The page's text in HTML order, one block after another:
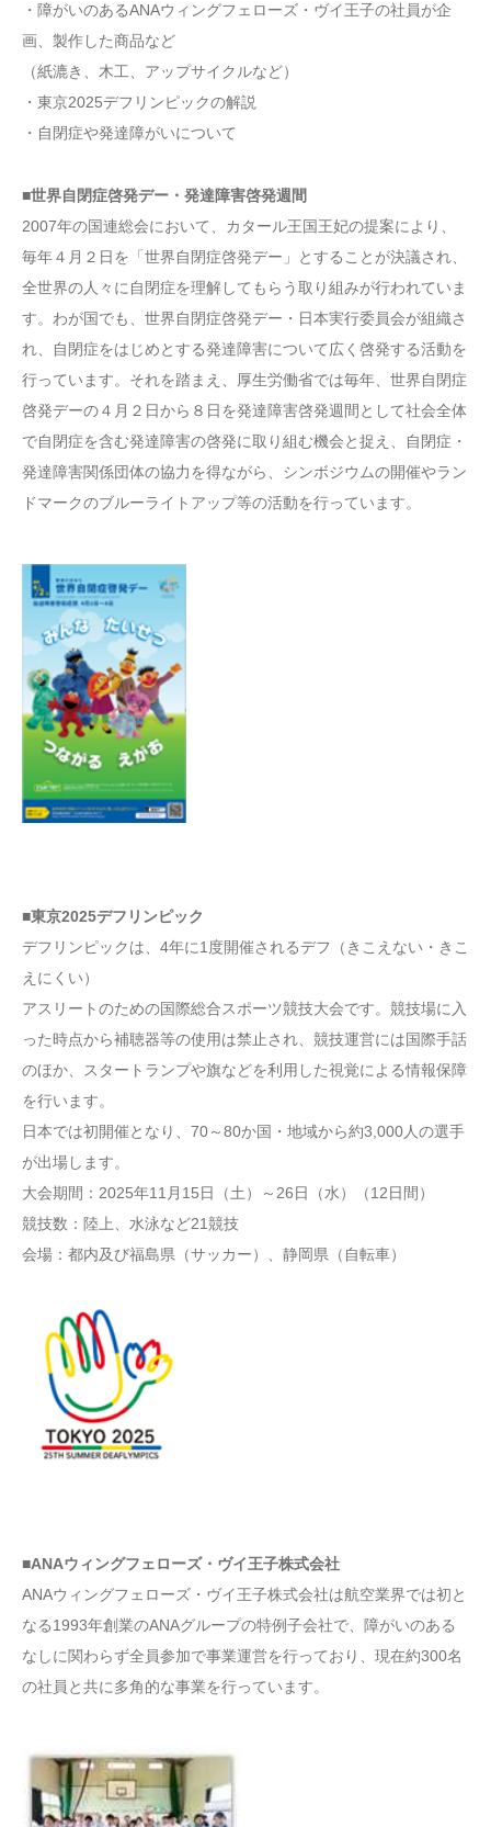
・障がいのあるANAウィングフェローズ・ヴイ王子の社員が企
画、製作した商品など
（紙漉き、木工、アップサイクルなど）
・東京2025デフリンピックの解説
・自閉症や発達障がいについて
■世界自閉症啓発デー・発達障害啓発週間
2007年の国連総会において、カタール王国王妃の提案により、
毎年４月２日を「世界自閉症啓発デー」とすることが決議され、
全世界の人々に自閉症を理解してもらう取り組みが行われていま
す。わが国でも、世界自閉症啓発デー・日本実行委員会が組織さ
れ、自閉症をはじめとする発達障害について広く啓発する活動を
行っています。それを踏まえ、厚生労働省では毎年、世界自閉症
啓発デーの４月２日から８日を発達障害啓発週間として社会全体
で自閉症を含む発達障害の啓発に取り組む機会と捉え、自閉症・
発達障害関係団体の協力を得ながら、シンボジウムの開催やラン
ドマークのブルーライトアップ等の活動を行っています。
■東京2025デフリンピック
デフリンピックは、4年に1度開催されるデフ（きこえない・きこ
えにくい）
アスリートのための国際総合スポーツ競技大会です。競技場に入
った時点から補聴器等の使用は禁止され、競技運営には国際手話
のほか、スタートランプや旗などを利用した視覚による情報保障
を行います。
日本では初開催となり、70～80か国・地域から約3,000人の選手
が出場します。
大会期間：2025年11月15日（土）～26日（水）（12日間）
競技数：陸上、水泳など21競技
会場：都内及び福島県（サッカー）、静岡県（自転車）
■ANAウィングフェローズ・ヴイ王子株式会社
ANAウィングフェローズ・ヴイ王子株式会社は航空業界では初と
なる1993年創業のANAグループの特例子会社で、障がいのある
なしに関わらず全員参加で事業運営を行っており、現在約300名
の社員と共に多角的な事業を行っています。